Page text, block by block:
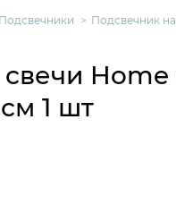
Подсвечники Подсвечник
1 шт